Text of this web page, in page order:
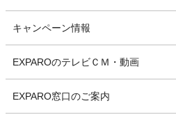
キャンペーン情報
EXPAROのテレビＣＭ・動画
EXPARO窓口のご案内